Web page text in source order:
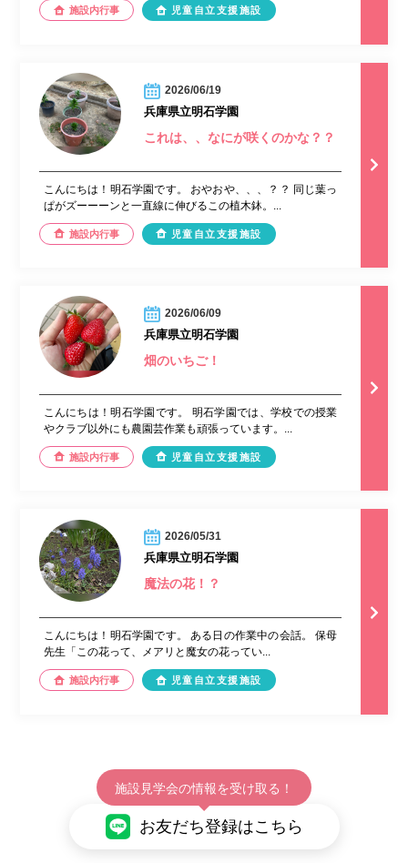
施設内行事 児童自立支援施設
2026/06/19
兵庫県立明石学園
これは、、なにが咲くのかな？？
こんにちは！明石学園です。 おやおや、、、？？ 同じ葉っ
ぱがズーーーンと一直線に伸びるこの植木鉢。...
施設内行事 児童自立支援施設
2026/06/09
兵庫県立明石学園
畑のいちご！
こんにちは！明石学園です。 明石学園では、学校での授業
やクラブ以外にも農園芸作業も頑張っています。...
施設内行事 児童自立支援施設
2026/05/31
兵庫県立明石学園
魔法の花！？
こんにちは！明石学園です。 ある日の作業中の会話。 保母
先生「この花って、メアリと魔女の花ってい...
施設内行事 児童自立支援施設
施設見学会の情報を受け取る！
お友だち登録はこちら